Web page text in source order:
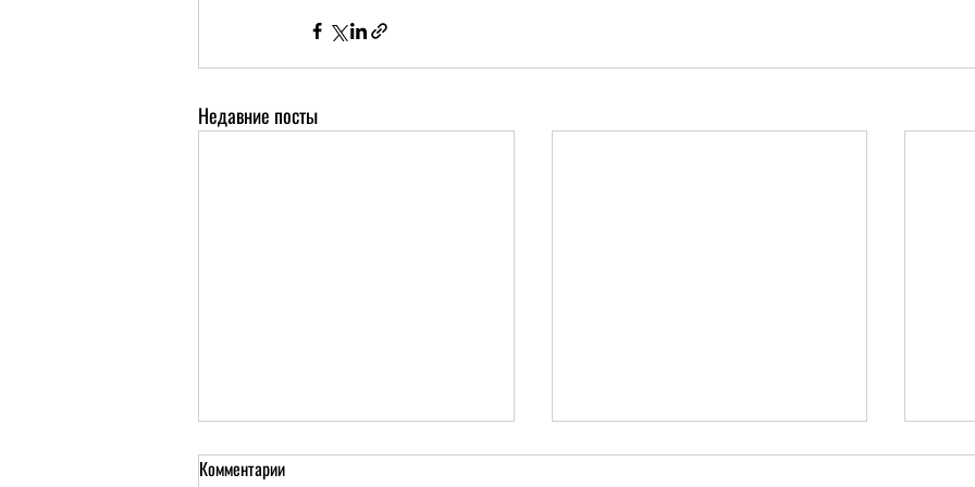
Недавние посты
Комментарии